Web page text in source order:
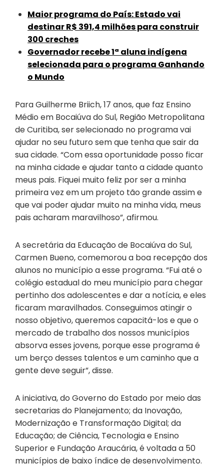
Maior programa do País: Estado vai
destinar R$ 391,4 milhões para construir
300 creches
Governador recebe 1ª aluna indígena
selecionada para o programa Ganhando
o Mundo
Para Guilherme Briich, 17 anos, que faz Ensino
Médio em Bocaiúva do Sul, Região Metropolitana
de Curitiba, ser selecionado no programa vai
ajudar no seu futuro sem que tenha que sair da
sua cidade. “Com essa oportunidade posso ficar
na minha cidade e ajudar tanto a cidade quanto
meus pais. Fiquei muito feliz por ser a minha
primeira vez em um projeto tão grande assim e
que vai poder ajudar muito na minha vida, meus
pais acharam maravilhoso”, afirmou.
A secretária da Educação de Bocaiúva do Sul,
Carmen Bueno, comemorou a boa recepção dos
alunos no município a esse programa. “Fui até o
colégio estadual do meu município para chegar
pertinho dos adolescentes e dar a notícia, e eles
ficaram maravilhados. Conseguimos atingir o
nosso objetivo, queremos capacitá-los e que o
mercado de trabalho dos nossos municípios
absorva esses jovens, porque esse programa é
um berço desses talentos e um caminho que a
gente deve seguir”, disse.
A iniciativa, do Governo do Estado por meio das
secretarias do Planejamento; da Inovação,
Modernização e Transformação Digital; da
Educação; de Ciência, Tecnologia e Ensino
Superior e Fundação Araucária, é voltada a 50
municípios de baixo índice de desenvolvimento.